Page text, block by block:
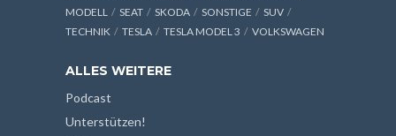
MODELL
SEAT SKODA SONSTIGE
SUV
TECHNIK
TESLA TESLA MODEL 3 VOLKSWAGEN
ALLES WEITERE
Podcast
Unterstützen!